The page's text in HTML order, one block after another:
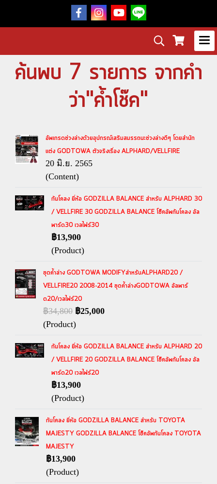
ค้นพบ 7 รายการ จากคำ
ว่า"ค้ำโช๊ค"
อัพเกรดช่วงล่างด้วยอุปกรณ์เสริมสมรรถนะช่วงล่างดีๆ โดยสำนัก
แต่ง GODTOWA ตัวจริงเรื่อง ALPHARD/VELLFIRE
20 มิ.ย. 2565
(Content)
กันโคลง ยี่ห้อ GODZILLA BALANCE สำหรับ ALPHARD 30
/ VELLFIRE 30 GODZILLA BALANCE โช๊คอัพกันโคลง อัล
พาร์ด30 เวลไฟร์30
฿13,900
(Product)
ชุดค้ำล่าง GODTOWA MODIFYสำหรับALPHARD20 /
VELLFIRE20 2008-2014 ชุดค้ำล่างGODTOWA อัลพาร์
ด20/เวลไฟร์20
฿34,800 ฿25,000
(Product)
กันโคลง ยี่ห้อ GODZILLA BALANCE สำหรับ ALPHARD 20
/ VELLFIRE 20 GODZILLA BALANCE โช๊คอัพกันโคลง อัล
พาร์ด20 เวลไฟร์20
฿13,900
(Product)
กันโคลง ยี่ห้อ GODZILLA BALANCE สำหรับ TOYOTA
MAJESTY GODZILLA BALANCE โช๊คอัพกันโคลง TOYOTA
MAJESTY
฿13,900
(Product)